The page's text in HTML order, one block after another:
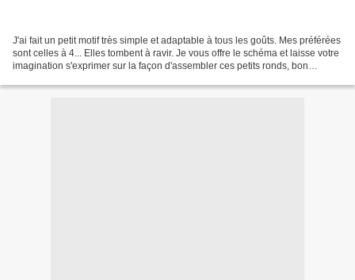
J'ai fait un petit motif très simple et adaptable à tous les goûts. Mes préférées
sont celles à 4... Elles tombent à ravir. Je vous offre le schéma et laisse votre
imagination s'exprimer sur la façon d'assembler ces petits ronds, bon